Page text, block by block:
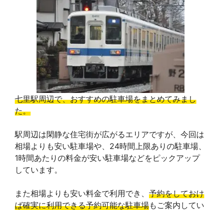
七里駅周辺で、おすすめの駐車場をまとめてみまし
た。
駅周辺は閑静な住宅街が広がるエリアですが、今回は
相場よりも安い駐車場や、24時間上限ありの駐車場、
1時間あたりの料金が安い駐車場などをピックアップ
しています。
また相場よりも安い料金で利用でき、 予約をしておけ
ば確実に利用できる予約可能な駐車場もご案内してい